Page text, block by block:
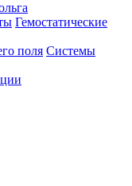
Гемостатические
Системы